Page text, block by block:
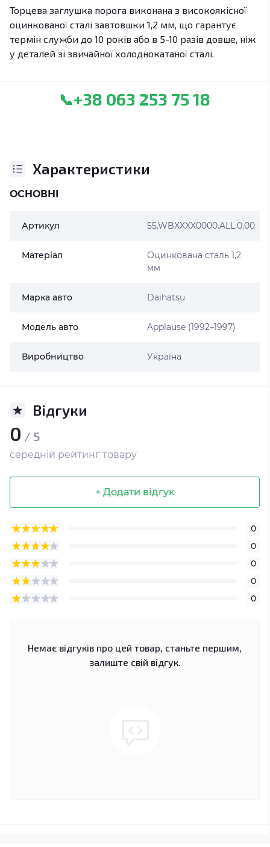
Торцева заглушка порога виконана з високоякісної
оцинкованої сталі завтовшки 1,2 мм, що гарантує
термін служби до 10 років або в 5-10 разів довше, ніж
у деталей зі звичайної холоднокатаної сталі.
📞+38 063 253 75 18
Характеристики
ОСНОВНІ
Артикул 55.WBXXXX0000.ALL.0.00
Матеріал
Оцинкована сталь 1,2
мм
Марка авто Daihatsu
Модель авто Applause (1992–1997)
Виробництво Україна
Відгуки
0 / 5
середній рейтинг товару
+ Додати відгук
0
0
0
0
0
Немає відгуків про цей товар, станьте першим,
залиште свій відгук.